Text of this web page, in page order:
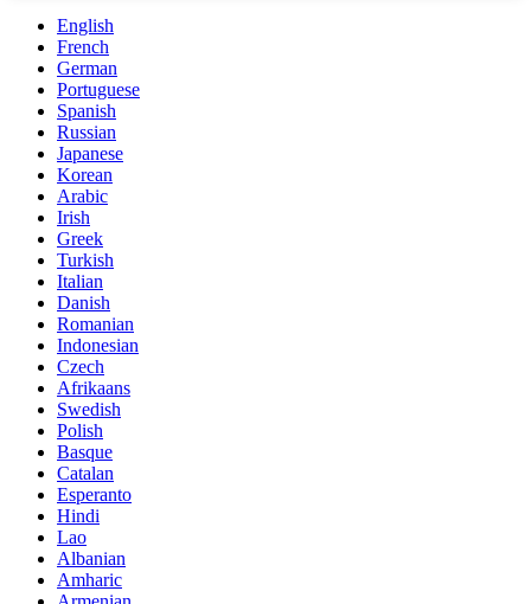
English
French
German
Portuguese
Spanish
Russian
Japanese
Korean
Arabic
Irish
Greek
Turkish
Italian
Danish
Romanian
Indonesian
Czech
Afrikaans
Swedish
Polish
Basque
Catalan
Esperanto
Hindi
Lao
Albanian
Amharic